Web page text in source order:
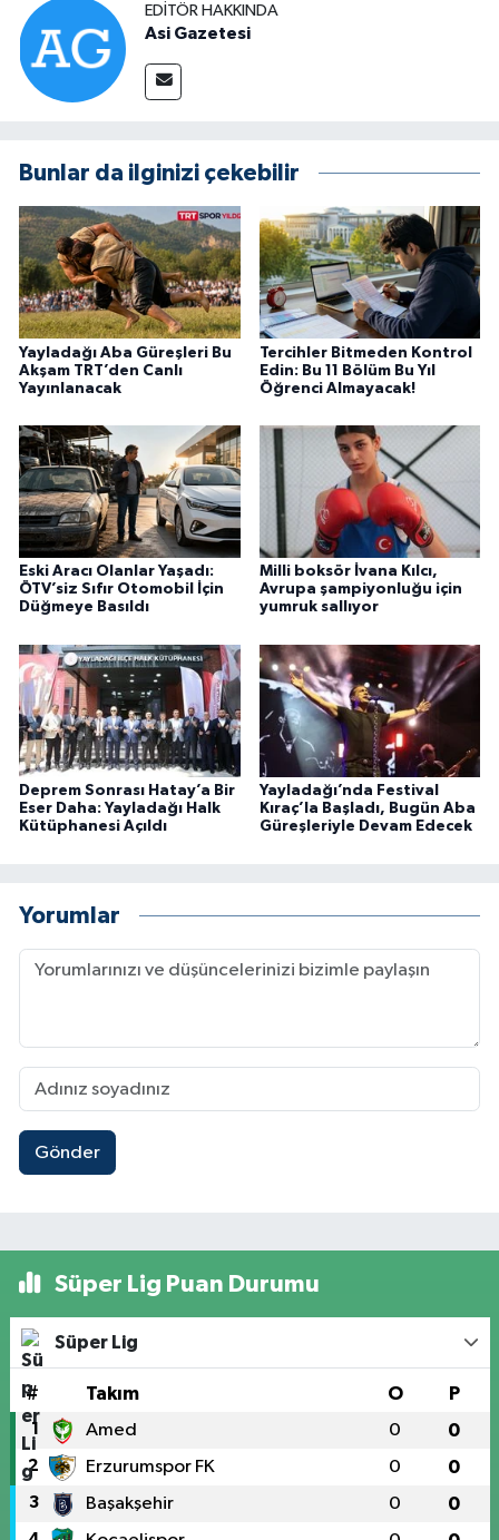
EDITÖR HAKKINDA
Asi Gazetesi
Bunlar da ilginizi çekebilir
Yayladağı Aba Güreşleri Bu
Akşam TRT’den Canlı
Yayınlanacak
Tercihler Bitmeden Kontrol
Edin: Bu 11 Bölüm Bu Yıl
Öğrenci Almayacak!
Eski Aracı Olanlar Yaşadı:
ÖTV’siz Sıfır Otomobil İçin
Düğmeye Basıldı
Milli boksör İvana Kılcı,
Avrupa şampiyonluğu için
yumruk sallıyor
Deprem Sonrası Hatay’a Bir
Eser Daha: Yayladağı Halk
Kütüphanesi Açıldı
Yayladağı’nda Festival
Kıraç’la Başladı, Bugün Aba
Güreşleriyle Devam Edecek
Yorumlar
Gönder
Süper Lig Puan Durumu
Süper Lig
# Takım O P
1 Amed 0 0
2 Erzurumspor FK 0 0
3 Başakşehir 0 0